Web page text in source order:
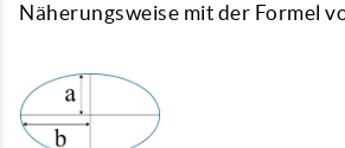
Näherungsweise mit der Formel